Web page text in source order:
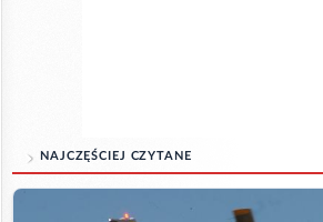
NAJCZĘŚCIEJ CZYTANE